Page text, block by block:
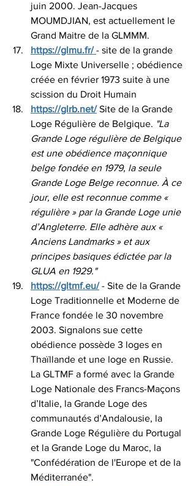
juin 2000. Jean-Jacques
MOUMDJIAN, est actuellement le
Grand Maitre de la GLMMM.
https://glmu.fr/ - site de la grande
Loge Mixte Universelle ; obédience
créée en février 1973 suite à une
scission du Droit Humain
https://glrb.net/ Site de la Grande
Loge Régulière de Belgique. "La
Grande Loge régulière de Belgique
est une obédience maçonnique
belge fondée en 1979, la seule
Grande Loge Belge reconnue. À ce
jour, elle est reconnue comme «
régulière » par la Grande Loge unie
d’Angleterre. Elle adhère aux «
Anciens Landmarks » et aux
principes basiques édictée par la
GLUA en 1929."
https://gltmf.eu/ - Site de la Grande
Loge Traditionnelle et Moderne de
France fondée le 30 novembre
2003. Signalons sue cette
obédience possède 3 loges en
Thaïllande et une loge en Russie.
La GLTMF a formé avec la Grande
Loge Nationale des Francs-Maçons
d’Italie, la Grande Loge des
communautés d’Andalousie, la
Grande Loge Régulière du Portugal
et la Grande Loge du Maroc, la
"Confédération de l'Europe et de la
Méditerranée".